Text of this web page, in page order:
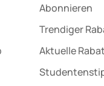
Abonnieren
Trendiger
Aktuelle